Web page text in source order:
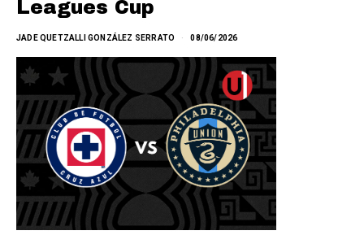
Leagues Cup
JADE QUETZALLI GONZÁLEZ SERRATO 08/06/2026